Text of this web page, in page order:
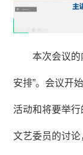
本次会议的
安排”。会议开
活动和将要举
文艺委员的讨